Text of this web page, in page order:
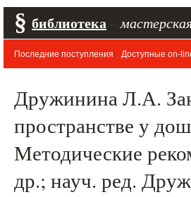
§ библиотека
Последние поступления Доступные on-
Дружинина Л.А.
пространстве у
Методические
др.; науч. ред.